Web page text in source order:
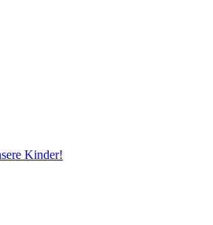
Kinder!